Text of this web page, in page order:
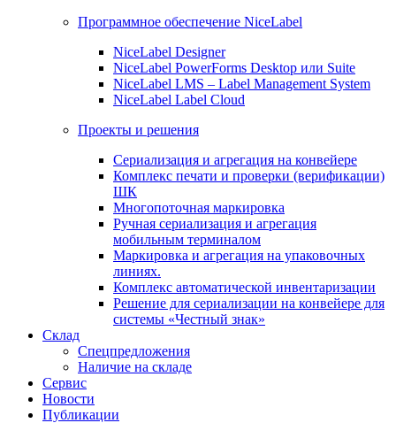
Программное обеспечение NiceLabel
NiceLabel Designer
NiceLabel PowerForms Desktop или Suite
NiceLabel LMS – Label Management System
NiceLabel Label Cloud
Проекты и решения
Сериализация и агрегация на конвейере
Комплекс печати и проверки (верификации)
ШК
Многопоточная маркировка
Ручная сериализация и агрегация
мобильным терминалом
Маркировка и агрегация на упаковочных
линиях.
Комплекс автоматической инвентаризации
Решение для сериализации на конвейере для
системы «Честный знак»
Склад
Спецпредложения
Наличие на складе
Сервис
Новости
Публикации